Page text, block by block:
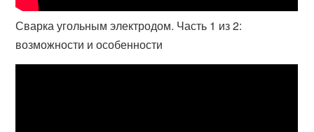
Сварка угольным электродом. Часть 1 из 2:
возможности и особенности